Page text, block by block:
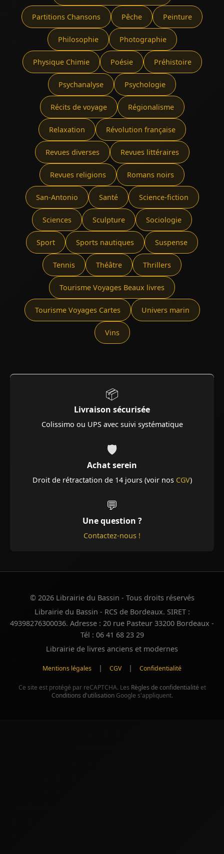
Partitions Chansons Pêche Peinture
Philosophie Photographie
Physique Chimie Poésie Préhistoire
Psychanalyse Psychologie
Récits de voyage Régionalisme
Relaxation Révolution française
Revues diverses Revues littéraires
Revues religions Romans noirs
San-Antonio Santé Science-fiction
Sciences Sculpture Sociologie
Sport Sports nautiques Suspense
Tennis Théâtre Thrillers
Tourisme Voyages Beaux livres
Tourisme Voyages Cartes Univers marin
Vins
📦
Livraison sécurisée
Colissimo ou UPS avec suivi systématique
🛡️
Achat serein
Droit de rétractation de 14 jours (voir nos CGV)
💬
Une question ?
Contactez-nous !
© 2026 Librairie du Bassin - Tous droits réservés
Librairie du Bassin - RCS de Bordeaux. SIRET :
49398276300036. Adresse : 20 rue Pasteur 33200 Bordeaux -
Tél : 06 41 68 23 29
Librairie de livres anciens et modernes
Mentions légales | CGV | Confidentialité
Ce site est protégé par reCAPTCHA. Les Règles de confidentialité et
Conditions d'utilisationGoogle s'appliquent.